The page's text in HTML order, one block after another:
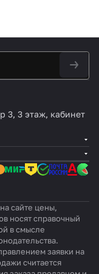
а -
Белый
т в
еем,
цвет:
Без
KN
X/E
3, 3 этаж, кабинет
сайте цены,
носят справочный
в смысле
заявки на
считается